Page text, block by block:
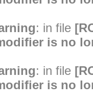
: in file
is no
: in file
is no